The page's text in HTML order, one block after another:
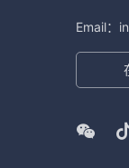
Email：